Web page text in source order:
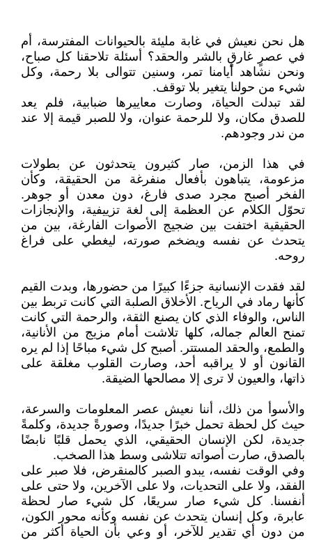
هل نحن نعيش في غابة مليئة بالحيوانات المفترسة، أم
في عصرٍ غارقٍ بالشر والحقد؟ أسئلة تلاحقنا كل صباح،
ونحن نشاهد أيامنا تمر، وسنين تتوالى بلا رحمة، وكل
شيء من حولنا يتغير بلا توقف.
لقد تبدلت الحياة، وصارت معاييرها ضبابية، فلم يعد
للصدق مكان، ولا للرحمة عنوان، ولا للصبر قيمة إلا عند
من ندر وجودهم.
في هذا الزمن، صار كثيرون يتحدثون عن بطولات
مزعومة، يتباهون بأفعال منفرغة من الحقيقة، وكأن
الفخر أصبح مجرد صدى فارغ، دون معدن أو جوهر.
تحوّل الكلام عن العظمة إلى لغة تزييفية، والإنجازات
الحقيقية اختفت بين ضجيج الأصوات الفارغة، بين من
يتحدث عن نفسه ويضخم صورته، ليغطي على فراغ
روحه.
لقد فقدت الإنسانية جزءًا كبيرًا من حضورها، وبدت القيم
كأنها رماد في الرياح. الأخلاق الصلبة التي كانت تربط بين
الناس، والوفاء الذي كان يصنع الثقة، والرحمة التي كانت
تمنح العالم جماله، كلها تلاشت أمام مزيج من الأنانية،
والطمع، والحقد المستتر. أصبح كل شيء مباحًا إذا لم يره
القانون أو لا يراقبه أحد، وصارت القلوب مغلقة على
ذاتها، والعيون لا ترى إلا مصالحها الضيقة.
والأسوأ من ذلك، أننا نعيش عصر المعلومات والسرعة،
حيث كل لحظة تحمل خبرًا جديدًا، وصورةً جديدة، وكلمةً
جديدة، لكن الإنسان الحقيقي، الذي يحمل قلبًا نابضًا
بالصدق، صارت أصواته تتلاشى وسط هذا الصخب.
وفي الوقت نفسه، يبدو الصبر كالمنقرض، فلا صبر على
الفقد، ولا على التحديات، ولا على الآخرين، ولا حتى على
أنفسنا. كل شيء صار سريعًا، كل شيء صار لحظة
عابرة، وكل إنسان يتحدث عن نفسه وكأنه محور الكون،
من دون أي تقدير للآخر، أو وعي بأن الحياة أكثر من